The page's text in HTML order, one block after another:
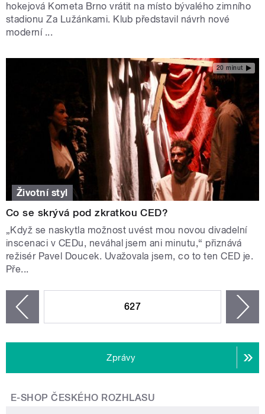
hokejová Kometa Brno vrátit na místo bývalého zimního
stadionu Za Lužánkami. Klub představil návrh nové
moderní ...
20 minut
Životní styl
Co se skrývá pod zkratkou CED?
„Když se naskytla možnost uvést mou novou divadelní
inscenaci v CEDu, neváhal jsem ani minutu,“ přiznává
režisér Pavel Doucek. Uvažovala jsem, co to ten CED je.
Pře...
627
Zprávy
E-SHOP ČESKÉHO ROZHLASU